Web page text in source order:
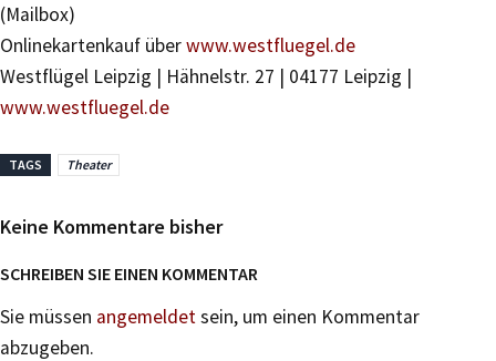
(Mailbox)
Onlinekartenkauf überwww.westfluegel.de
Westflügel Leipzig | Hähnelstr. 27 | 04177 Leipzig |
www.westfluegel.de
TAGS Theater
Keine Kommentare bisher
SCHREIBEN SIE EINEN KOMMENTAR
Sie müssen angemeldetsein, um einen Kommentar
abzugeben.